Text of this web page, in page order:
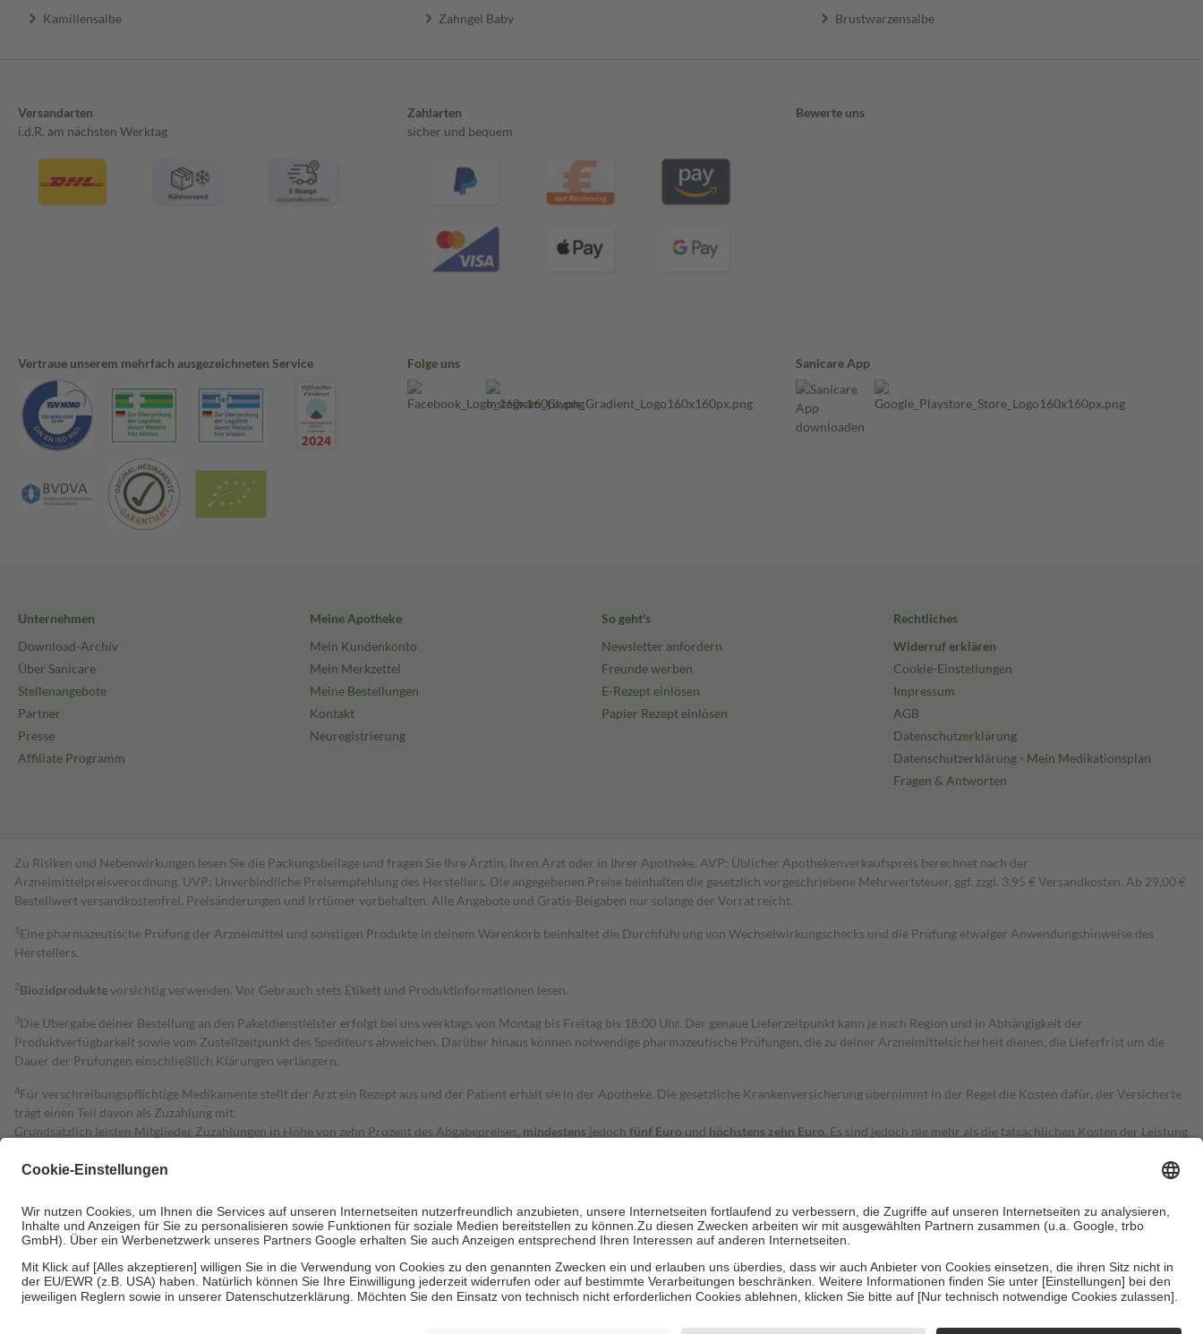
Kamillensalbe Zahngel Baby Brustwarzensalbe
Versandarten
i.d.R. am nächsten Werktag
Zahlarten
sicher und bequem
Bewerte uns
Vertraue unserem mehrfach ausgezeichneten Service Folge uns Sanicare App
Unternehmen
Download-Archiv
Über Sanicare
Stellenangebote
Partner
Presse
Affiliate Programm
Meine Apotheke
Mein Kundenkonto
Mein Merkzettel
Meine Bestellungen
Kontakt
Neuregistrierung
So geht's
Newsletter anfordern
Freunde werben
E-Rezept einlösen
Papier Rezept einlösen
Rechtliches
Widerruf erklären
Cookie-Einstellungen
Impressum
AGB
Datenschutzerklärung
Datenschutzerklärung - Mein Medikationsplan
Fragen & Antworten
Zu Risiken und Nebenwirkungen lesen Sie die Packungsbeilage und fragen Sie Ihre Ärztin, Ihren Arzt oder in Ihrer Apotheke. AVP: Üblicher Apothekenverkaufspreis berechnet nach der
Arzneimittelpreisverordnung. UVP: Unverbindliche Preisempfehlung des Herstellers. Die angegebenen Preise beinhalten die gesetzlich vorgeschriebene Mehrwertsteuer, ggf. zzgl. 3,95 € Versandkosten. Ab 29,00 €
Bestell­wert versand­kosten­frei. Preisänderungen und Irrtümer vorbehalten. Alle Angebote und Gratis-Beigaben nur solange der Vorrat reicht.
1 Eine pharmazeutische Prüfung der Arzneimittel und sonstigen Produkte in deinem Warenkorb beinhaltet die Durchführung von Wechselwirkungschecks und die Prüfung etwaiger Anwendungshinweise des
Herstellers.
2Biozidproduktevorsichtig verwenden. Vor Gebrauch stets Etikett und Produktinformationen lesen.
3Die Übergabe deiner Bestellung an den Paketdienstleister erfolgt bei uns werktags von Montag bis Freitag bis 18:00 Uhr. Der genaue Lieferzeitpunkt kann je nach Region und in Abhängigkeit der
Produktverfügbarkeit sowie vom Zustellzeitpunkt des Spediteurs abweichen. Darüber hinaus können notwendige pharmazeutische Prüfungen, die zu deiner Arzneimittelsicherheit dienen, die Lieferfrist um die
Dauer der Prüfungen einschließlich Klärungen verlängern.
4Für verschreibungspflichtige Medikamente stellt der Arzt ein Rezept aus und der Patient erhält sie in der Apotheke. Die gesetzliche Krankenversicherung übernimmt in der Regel die Kosten dafür, der Versicherte
trägt einen Teil davon als Zuzahlung mit.
Grundsätzlich leisten Mitglieder Zuzahlungen in Höhe von zehn Prozent des Abgabepreises, mindestens jedoch fünf Euro und höchstens zehn Euro. Es sind jedoch nie mehr als die tatsächlichen Kosten der Leistung
Diese Regeln gelten grundsätzlich auch für Online-Apotheken.
Um das Engagement der Versicherten für ihre eigene Gesundheit zu stärken und die besondere Stellung der Familie zu unterstützen, fallenkeine Zuzahlungen an bei:
• Kindern und Jugendlichen bis zum vollendeten 18. Lebensjahr mit Ausnahme der Fahrkosten
• Untersuchungen zur Vorsorge und Früherkennung, die von der GKV getragen werden
• empfohlenen Schutzimpfungen
• Harn- und Blutteststreifen